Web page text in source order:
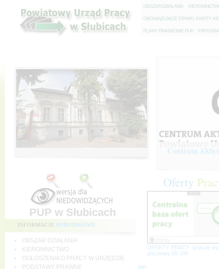
OBSZAR DZIAŁANIA K
OBOWIĄZUJĄCE STAWKI, KWOTY,
PLANY FINANSOWE PUP P
Centrum
PUP w Słubicach
INFORMACJE PODSTAWOWE
OBSZAR DZIAŁANIA
KIEROWNICTWO
OGŁOSZENIA O PRACY W URZĘDZIE
PODSTAWY PRAWNE
Oferty
OFERTY PRACY -proszę
pocztowy 69-100
BIP